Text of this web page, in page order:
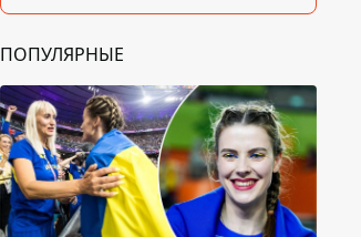
ПОПУЛЯРНЫЕ